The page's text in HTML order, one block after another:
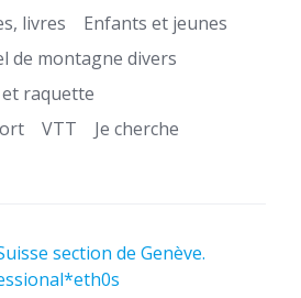
livres
Enfants et jeunes
de montagne divers
et raquette
VTT Je cherche
section de Genève.